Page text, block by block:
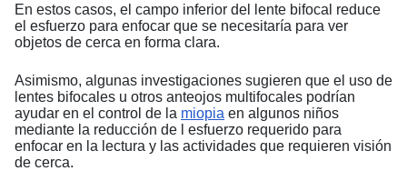
En estos casos, el campo inferior del lente bifocal reduce
el esfuerzo para enfocar que se necesitaría para ver
objetos de cerca en forma clara.
Asimismo, algunas investigaciones sugieren que el uso de
lentes bifocales u otros anteojos multifocales podrían
ayudar en el control de la miopia en algunos niños
mediante la reducción de l esfuerzo requerido para
enfocar en la lectura y las actividades que requieren visión
de cerca.